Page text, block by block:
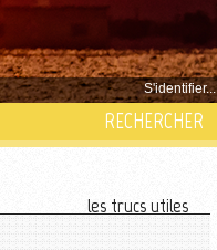
S'identifier...
RECHERCHER
les trucs utiles